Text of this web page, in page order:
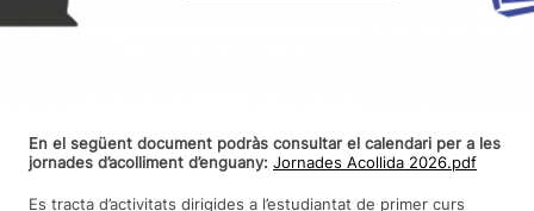
En el següent document podràs consultar el calendari per a les
jornades d’acolliment d’enguany: Jornades Acollida 2026.pdf
Es tracta d’activitats dirigides a l’estudiantat de primer curs